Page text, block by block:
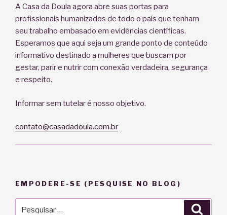
A Casa da Doula agora abre suas portas para
profissionais humanizados de todo o país que tenham
seu trabalho embasado em evidências científicas.
Esperamos que aqui seja um grande ponto de conteúdo
informativo destinado a mulheres que buscam por
gestar, parir e nutrir com conexão verdadeira, segurança
e respeito.
Informar sem tutelar é nosso objetivo.
contato@casadadoula.com.br
EMPODERE-SE (PESQUISE NO BLOG)